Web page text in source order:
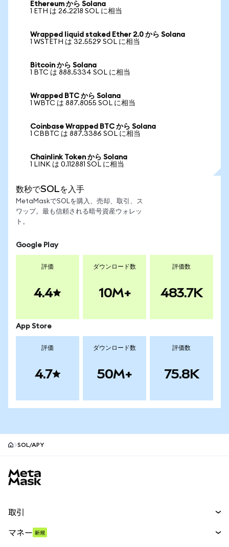
Ethereum から Solana
1 ETH は 26.2218 SOL に相当
Wrapped liquid staked Ether 2.0 から Solana
1 WSTETH は 32.5529 SOL に相当
Bitcoin から Solana
1 BTC は 888.5334 SOL に相当
Wrapped BTC から Solana
1 WBTC は 887.8055 SOL に相当
Coinbase Wrapped BTC から Solana
1 CBBTC は 887.3386 SOL に相当
Chainlink Token から Solana
1 LINK は 0.112881 SOL に相当
数秒でSOLを入手
MetaMaskでSOLを購入、売却、取引、ス
ワップ。最も信頼される暗号資産ウォレッ
ト。
Google Play
評価
4.4
ダウンロード数
10M+
評価数
483.7K
App Store
評価
4.7
ダウンロード数
50M+
評価数
75.8K
SOL/APY
取引
マネー 新規